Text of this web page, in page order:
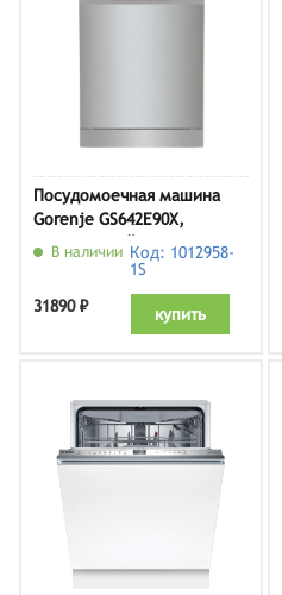
Посудомоечная машина
Gorenje GS642E90X,
серебристый
В наличии Код: 1012958-
1S
31890 ₽
купить